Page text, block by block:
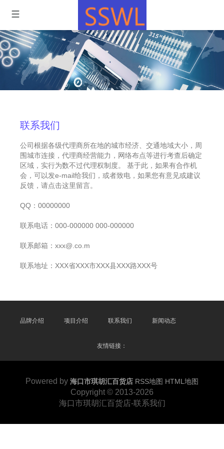
联系我们
公司根据各级代理商所在地的城市经济、交通地域大小，周
围城市连接，代理商经营能力，网络布点等进行考查后确定
区域，实行为数不过代理权制度。 基于此，如果有合作机
会，可以发e-mail给我们，或者致电，如果您有意见或建议
反馈，请点击这里留言。
QQ：00000000
联系电话：000-000000 000-000000
联系邮箱：xxx@.co.m
联系地址：XXX省XXX市XXX县XXX路XXX号
品牌介绍 项目介绍 联系我们 新闻动态
友情链接：
Powered by 海口市琪胡汇百货店 RSS地图 HTML地图
Copyright © 2013-2026
海口市琪胡汇百货店-联系我们